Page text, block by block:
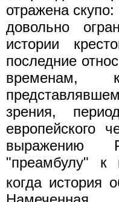
отражена
довольно
истории
последние
зрения,
европейского
выражению
"преамбулу" к
когда история